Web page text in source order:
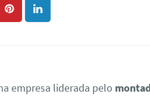
empresa liderada pelo